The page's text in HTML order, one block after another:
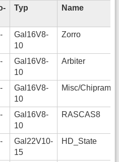
Typ Name
Gal16V8-
10
Zorro
Gal16V8-
10
Arbiter
Gal16V8-
10
Misc/Chipram
Gal16V8-
10
RASCAS8
Gal22V10-
15
HD_State